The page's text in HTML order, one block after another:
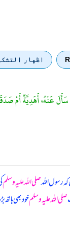
اظهار
سَأَلَ عَنْهُ، أَهَدِيَّةٌ أَمْ
رسول اللہصلی اللہ علیہ وسلم
صلی اللہ علیہ وسلمخود بھی